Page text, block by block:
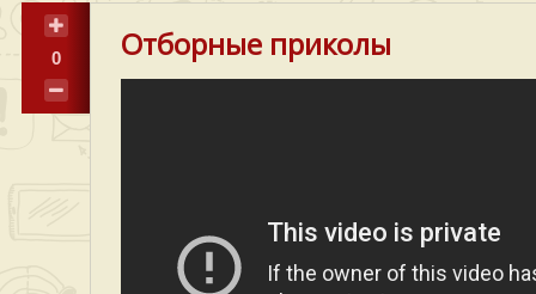
0 Отборные приколы